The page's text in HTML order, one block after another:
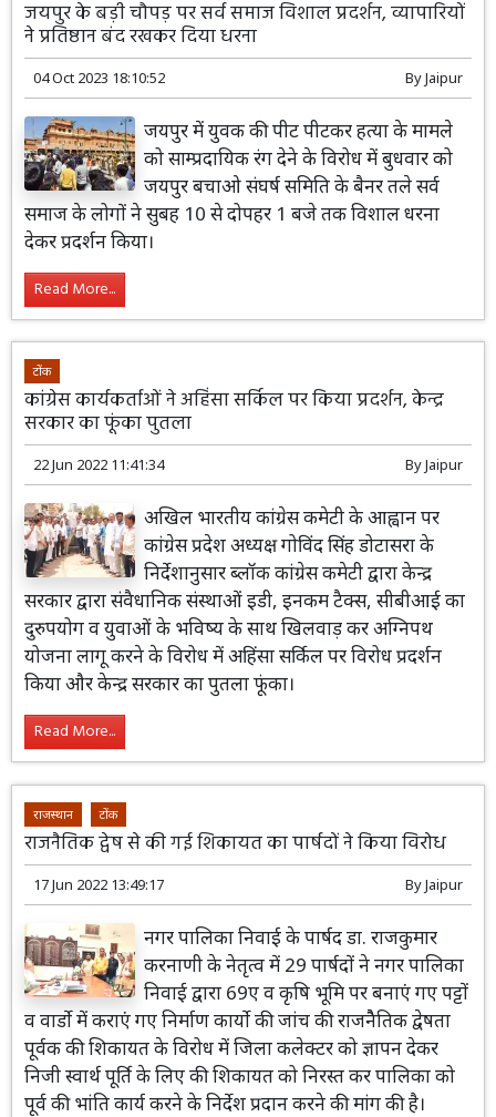
जयपुर के बड़ी चौपड़ पर सर्व समाज विशाल प्रदर्शन, व्यापारियों
ने प्रतिष्ठान बंद रखकर दिया धरना
04 Oct 2023 18:10:52 ByJaipur
जयपुर में युवक की पीट पीटकर हत्या के मामले
को साम्प्रदायिक रंग देने के विरोध में बुधवार को
जयपुर बचाओ संघर्ष समिति के बैनर तले सर्व
समाज के लोगों ने सुबह 10 से दोपहर 1 बजे तक विशाल धरना
देकर प्रदर्शन किया।
Read More...
टोंक
कांग्रेस कार्यकर्ताओं ने अहिंसा सर्किल पर किया प्रदर्शन, केन्द्र
सरकार का फूंका पुतला
22 Jun 2022 11:41:34 ByJaipur
अखिल भारतीय कांग्रेस कमेटी के आह्वान पर
कांग्रेस प्रदेश अध्यक्ष गोविंद सिंह डोटासरा के
निर्देशानुसार ब्लॉक कांग्रेस कमेटी द्वारा केन्द्र
सरकार द्वारा संवैधानिक संस्थाओं इडी, इनकम टैक्स, सीबीआई का
दुरुपयोग व युवाओं के भविष्य के साथ खिलवाड़ कर अग्निपथ
योजना लागू करने के विरोध में अहिंसा सर्किल पर विरोध प्रदर्शन
किया और केन्द्र सरकार का पुतला फूंका।
Read More...
राजस्थान टोंक
राजनैतिक द्वेष से की गई शिकायत का पार्षदों ने किया विरोध
17 Jun 2022 13:49:17 ByJaipur
नगर पालिका निवाई के पार्षद डा. राजकुमार
करनाणी के नेतृत्व में 29 पार्षदों ने नगर पालिका
निवाई द्वारा 69ए व कृषि भूमि पर बनाएं गए पट्टों
व वार्डो में कराएं गए निर्माण कार्यो की जांच की राजनैैतिक द्वेषता
पूर्वक की शिकायत के विरोध में जिला कलेक्टर को ज्ञापन देकर
निजी स्वार्थ पूर्ति के लिए की शिकायत को निरस्त कर पालिका को
पूर्व की भांति कार्य करने के निर्देश प्रदान करने की मांग की है।